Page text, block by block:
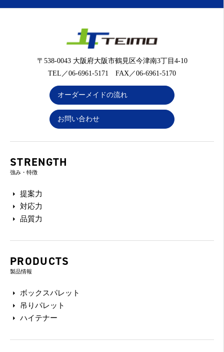
〒538-0043 大阪府大阪市鶴見区今津南3丁目4-10
TEL／06-6961-5171 FAX／06-6961-5170
オーダーメイドの流れ
お問い合わせ
STRENGTH
強み・特徴
提案力
対応力
品質力
PRODUCTS
製品情報
ボックスパレット
吊りパレット
ハイテナー